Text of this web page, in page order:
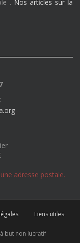
. Nos articles sur la
adresse postale.
Liens utiles
but non lucratif